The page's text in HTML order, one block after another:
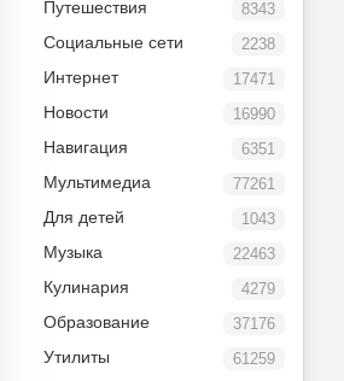
8343
Путешествия
2238
Социальные сети
17471
Интернет
16990
Новости
6351
Навигация
77261
Мультимедиа
1043
Для детей
22463
Музыка
4279
Кулинария
37176
Образование
61259
Утилиты